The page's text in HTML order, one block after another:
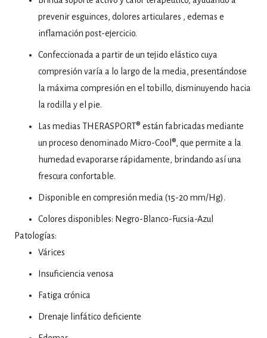
prevenir esguinces, dolores articulares , edemas e
inflamación post-ejercicio.
Confeccionada a partir de un tejido elástico cuya
compresión varía a lo largo de la media, presentándose
la máxima compresión en el tobillo, disminuyendo hacia
la rodilla y el pie.
Las medias THERASPORT® están fabricadas mediante
un proceso denominado Micro-Cool®, que permite a la
humedad evaporarse rápidamente, brindando así una
frescura confortable.
Disponible en compresión media (15-20 mm/Hg).
Colores disponibles: Negro-Blanco-Fucsia-Azul
Patologías:
Várices
Insuficiencia venosa
Fatiga crónica
Drenaje linfático deficiente